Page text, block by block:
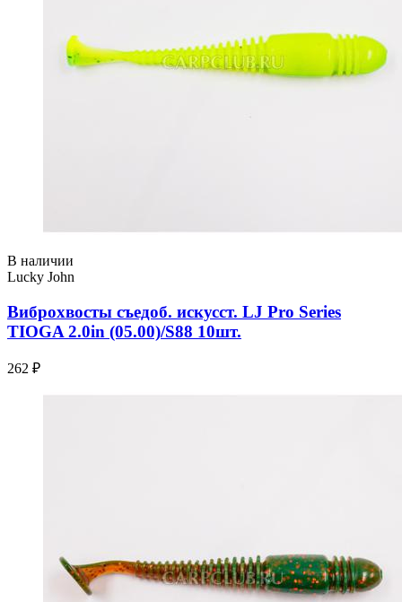
В наличии
Lucky John
Виброхвосты съедоб. искусст. LJ Pro Series
TIOGA 2.0in (05.00)/S88 10шт.
262 ₽